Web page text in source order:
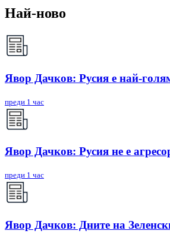
Най-ново
Явор Дачков: Русия е най-
преди 1 час
Явор Дачков: Русия не е
преди 1 час
Явор Дачков: Дните на